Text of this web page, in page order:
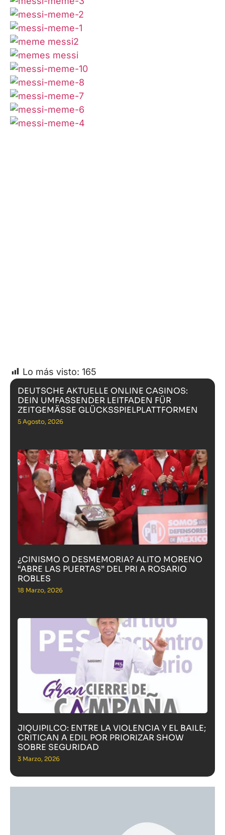
Lo más visto: 165
DEUTSCHE AKTUELLE ONLINE CASINOS:
DEIN UMFASSENDER LEITFADEN FÜR
ZEITGEMÄSSE GLÜCKSSPIELPLATTFORMEN
5 Agosto, 2026
¿CINISMO O DESMEMORIA? ALITO MORENO
“ABRE LAS PUERTAS” DEL PRI A ROSARIO
ROBLES
18 Marzo, 2026
JIQUIPILCO: ENTRE LA VIOLENCIA Y EL BAILE;
CRITICAN A EDIL POR PRIORIZAR SHOW
SOBRE SEGURIDAD
3 Marzo, 2026